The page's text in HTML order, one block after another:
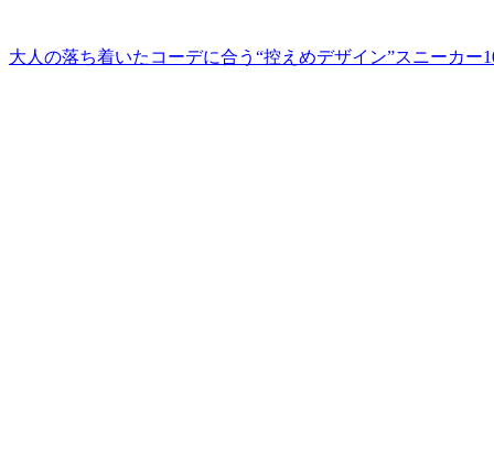
大人の落ち着いたコーデに合う“控えめデザイン”スニーカー